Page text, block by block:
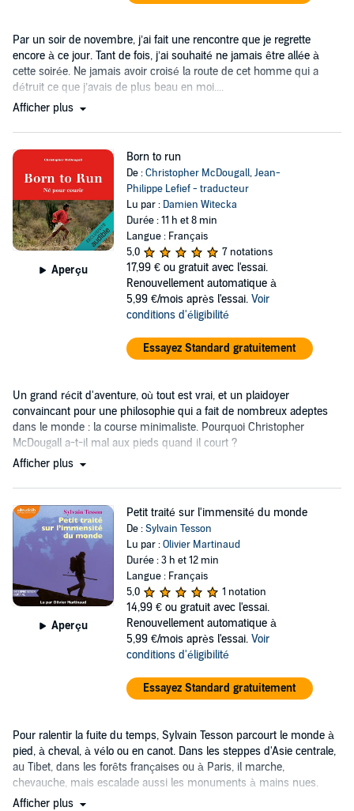
Par un soir de novembre, j’ai fait une rencontre que je regrette
encore à ce jour. Tant de fois, j’ai souhaité ne jamais être allée à
cette soirée. Ne jamais avoir croisé la route de cet homme qui a
détruit ce que j’avais de plus beau en moi....
Afficher plus
Aperçu
Born to run
De :Christopher McDougall,Jean-
Philippe Lefief - traducteur
Lu par : Damien Witecka
Durée : 11 h et 8 min
Langue : Français
5,0
7 notations
17,99 € ou gratuit avec l'essai.
Renouvellement automatique à
5,99 €/mois après l'essai. Voir
conditions d'éligibilité
Essayez Standard gratuitement
Un grand récit d'aventure, où tout est vrai, et un plaidoyer
convaincant pour une philosophie qui a fait de nombreux adeptes
dans le monde : la course minimaliste. Pourquoi Christopher
McDougall a-t-il mal aux pieds quand il court ?
Afficher plus
Aperçu
Petit traité sur l'immensité du monde
De :Sylvain Tesson
Lu par :Olivier Martinaud
Durée : 3 h et 12 min
Langue : Français
5,0
1 notation
14,99 € ou gratuit avec l'essai.
Renouvellement automatique à
5,99 €/mois après l'essai. Voir
conditions d'éligibilité
Essayez Standard gratuitement
Pour ralentir la fuite du temps, Sylvain Tesson parcourt le monde à
pied, à cheval, à vélo ou en canot. Dans les steppes d'Asie centrale,
au Tibet, dans les forêts françaises ou à Paris, il marche,
chevauche, mais escalade aussi les monuments à mains nues.
Afficher plus